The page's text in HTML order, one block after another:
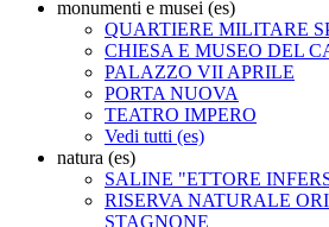
monumenti e musei (es)
QUARTIERE MILITARE
CHIESA E MUSEO DEL
PALAZZO VII APRILE
PORTA NUOVA
TEATRO IMPERO
Vedi tutti (es)
natura (es)
SALINE "ETTORE
RISERVA NATURALE
STAGNONE